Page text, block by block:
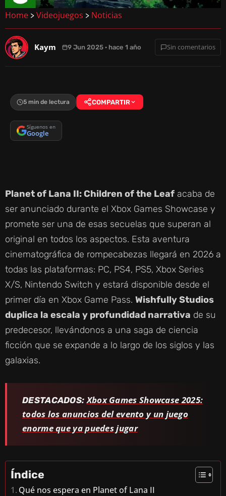
Home > Videojuegos > Noticias
Kaym 9 Jun 2025 · hace 1 año Sin comentarios
5 min de lectura COMPARTIR
Síguenos en
Google
Planet of Lana II: Children of the Leaf acaba de
ser anunciado durante el Xbox Games Showcase y
promete ser una de esas secuelas que superan al
original en todos los aspectos. Esta aventura
cinematográfica de rompecabezas llegará en 2026 a
todas las plataformas: PC, PS4, PS5, Xbox Series
X/S, Nintendo Switch y estará disponible desde el
primer día en Xbox Game Pass. Wishfully Studios
duplica la escala y profundidad narrativa de su
predecesor, llevándonos a una saga de ciencia
ficción que se expande a lo largo de los siglos y las
galaxias.
DESTACADOS: Xbox Games Showcase 2025:
todos los anuncios del evento y un juego
enorme que ya puedes jugar
Índice
Qué nos espera en Planet of Lana II